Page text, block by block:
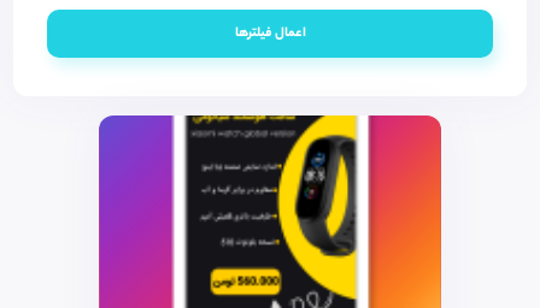
اعمال فیلترها